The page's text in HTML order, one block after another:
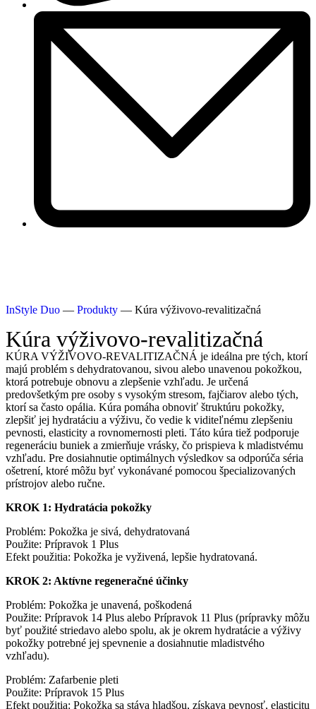
InStyle Duo — Produkty — Kúra výživovo-revalitizačná
Kúra výživovo-revalitizačná
KÚRA VÝŽIVOVO-REVALITIZAČNÁ je ideálna pre tých, ktorí
majú problém s dehydratovanou, sivou alebo unavenou pokožkou,
ktorá potrebuje obnovu a zlepšenie vzhľadu. Je určená
predovšetkým pre osoby s vysokým stresom, fajčiarov alebo tých,
ktorí sa často opália. Kúra pomáha obnoviť štruktúru pokožky,
zlepšiť jej hydratáciu a výživu, čo vedie k viditeľnému zlepšeniu
pevnosti, elasticity a rovnomernosti pleti. Táto kúra tiež podporuje
regeneráciu buniek a zmierňuje vrásky, čo prispieva k mladistvému
vzhľadu. Pre dosiahnutie optimálnych výsledkov sa odporúča séria
ošetrení, ktoré môžu byť vykonávané pomocou špecializovaných
prístrojov alebo ručne.
KROK 1: Hydratácia pokožky
Problém: Pokožka je sivá, dehydratovaná
Použite: Prípravok 1 Plus
Efekt použitia: Pokožka je vyživená, lepšie hydratovaná.
KROK 2: Aktívne regeneračné účinky
Problém: Pokožka je unavená, poškodená
Použite: Prípravok 14 Plus alebo Prípravok 11 Plus (prípravky môžu
byť použité striedavo alebo spolu, ak je okrem hydratácie a výživy
pokožky potrebné jej spevnenie a dosiahnutie mladistvého
vzhľadu).
Problém: Zafarbenie pleti
Použite: Prípravok 15 Plus
Efekt použitia: Pokožka sa stáva hladšou, získava pevnosť, elasticitu